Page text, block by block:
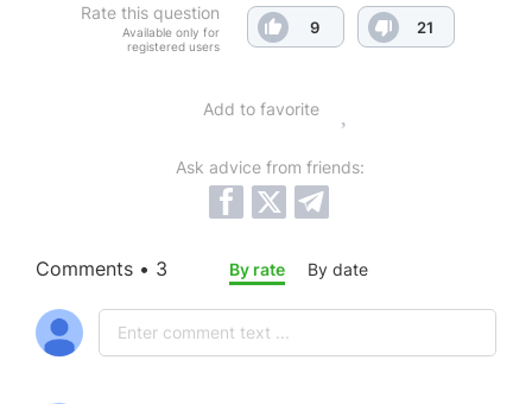
Rate this question
Available only for
registered users
9 21
Add to favorite
Ask advice from friends:
Comments • 3 By rate By date